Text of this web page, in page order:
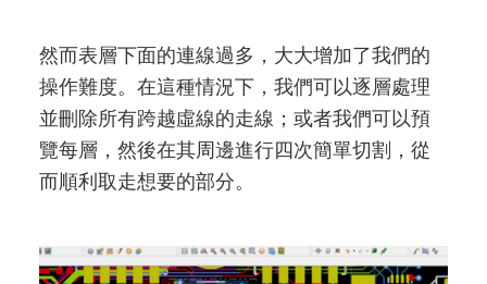
然而表層下面的連線過多，大大增加了我們的
操作難度。在這種情況下，我們可以逐層處理
並刪除所有跨越虛線的走線；或者我們可以預
覽每層，然後在其周邊進行四次簡單切割，從
而順利取走想要的部分。